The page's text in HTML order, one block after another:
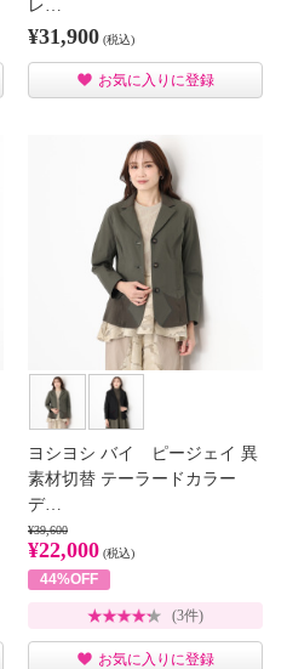
レ…
¥31,900 (税込)
お気に入りに登録
ヨシヨシ バイ ピージェイ 異
素材切替 テーラードカラー
デ…
¥39,600
¥22,000 (税込)
44%OFF
(3件)
お気に入りに登録